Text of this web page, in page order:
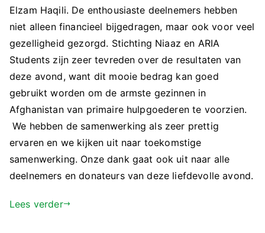
Elzam Haqili. De enthousiaste deelnemers hebben
niet alleen financieel bijgedragen, maar ook voor veel
gezelligheid gezorgd. Stichting Niaaz en ARIA
Students zijn zeer tevreden over de resultaten van
deze avond, want dit mooie bedrag kan goed
gebruikt worden om de armste gezinnen in
Afghanistan van primaire hulpgoederen te voorzien.
We hebben de samenwerking als zeer prettig
ervaren en we kijken uit naar toekomstige
samenwerking. Onze dank gaat ook uit naar alle
deelnemers en donateurs van deze liefdevolle avond.
Lees verder